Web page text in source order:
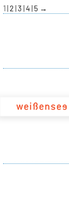
zum
Inhalt
1 2 3 4 5 →